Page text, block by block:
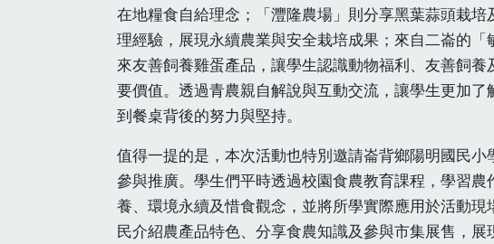
在地糧食自給理念；「灃隆農場」則分享黑葉蒜頭栽培
理經驗，展現永續農業與安全栽培成果；來自二崙的「
來友善飼養雞蛋產品，讓學生認識動物福利、友善飼養
要價值。透過青農親自解說與互動交流，讓學生更加了
到餐桌背後的努力與堅持。
值得一提的是，本次活動也特別邀請崙背鄉陽明國民小
參與推廣。學生們平時透過校園食農教育課程，學習農
養、環境永續及惜食觀念，並將所學實際應用於活動現
民介紹農產品特色、分享食農知識及參與市集展售，展